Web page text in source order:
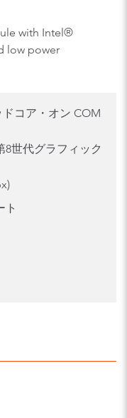
with Intel®
low power
コア・オン COM
世代グラフィック
ト